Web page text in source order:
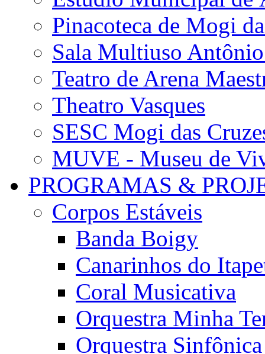
Pinacoteca de Mogi
Sala Multiuso
Teatro de Arena
Theatro Vasques
SESC Mogi das
MUVE - Museu de
PROGRAMAS &
Corpos Estáveis
Banda Boigy
Canarinhos do
Coral Musicativa
Orquestra Minha
Orquestra